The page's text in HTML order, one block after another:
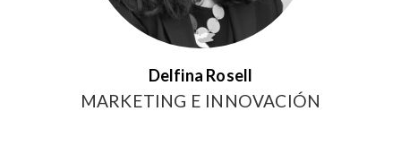
Delfina Rosell
MARKETING E INNOVACIÓN